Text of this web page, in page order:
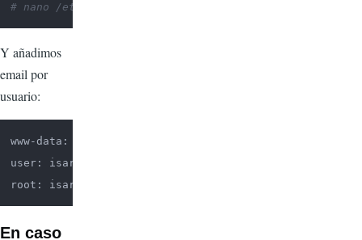
# nano /etc/email-addresses
Y añadimos
email por
usuario:
www-data: isarea@isarea.com
user: isarea@isarea.com
root: isarea@isarea.com
En caso